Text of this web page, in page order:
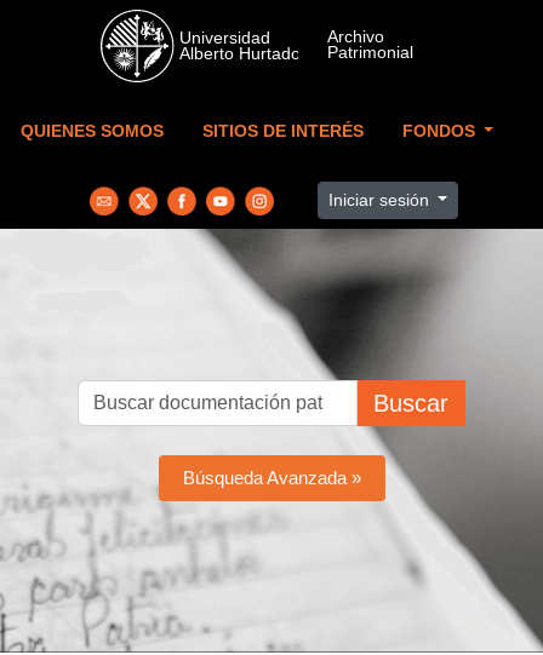
Skip to main content
QUIENES SOMOS SITIOS DE INTERÉS FONDOS
Iniciar sesión
Buscar
Búsqueda Avanzada »